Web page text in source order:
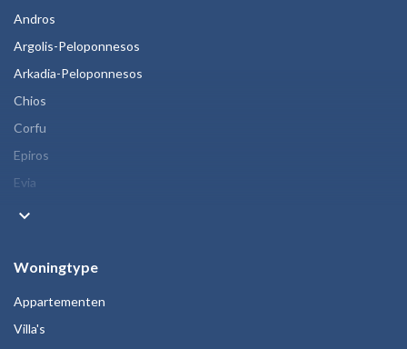
Andros
Argolis-Peloponnesos
Arkadia-Peloponnesos
Chios
Corfu
Epiros
Evia
keyboard_arrow_down
Woningtype
Appartementen
Villa's